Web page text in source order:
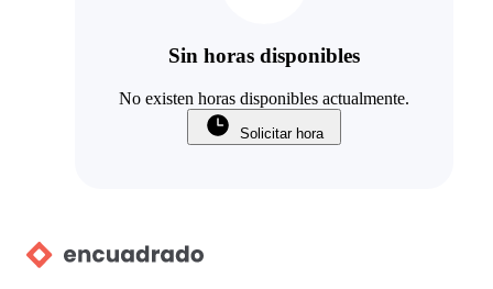
Sin horas disponibles
No existen horas disponibles actualmente.
Solicitar hora